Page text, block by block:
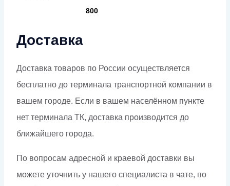
800
Доставка
Доставка товаров по России осуществляется
бесплатно до терминала транспортной компании в
вашем городе. Если в вашем населённом пункте
нет терминала ТК, доставка производится до
ближайшего города.
По вопросам адресной и краевой доставки вы
можете уточнить у нашего специалиста в чате, по